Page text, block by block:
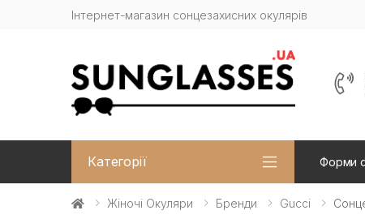
Інтернет-магазин сонцезахисних окулярів
Категорії Форми
Жіночі Окуляри Бренди Gucci